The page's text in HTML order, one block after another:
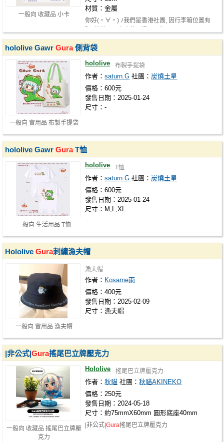
一般向 收藏品 小卡
材質：金屬
你好(・∀・) ﾉ我們是香港社團, 因行李箱位置有
一般向 實用品 布製手提袋
hololive GawrGura側背袋
hololive 布製手提袋
作者：saturn.G 社團： 炭燒土星
價格：600元
發售日期：2025-01-24
尺寸：-
一般向 生活用品 T恤
hololive GawrGuraT恤
hololive T恤
作者：saturn.G 社團： 炭燒土星
價格：600元
發售日期：2025-01-24
尺寸：M,L,XL
一般向 實用品 漁夫帽
HololiveGura刺繡漁夫帽
漁夫帽
作者： Kosame雨
價格：400元
發售日期：2025-02-09
尺寸：漁夫帽
一般向 收藏品 搖尾巴立牌壓
克力
|非公式|Gura搖尾巴立牌壓克力
Hololive 搖尾巴立牌壓克力
作者：秋貓 社團：秋貓AKINEKO
價格：250元
發售日期：2024-05-18
尺寸：約75mmX60mm 圓形底座40mm
|非公式|Gura搖尾巴立牌壓克力